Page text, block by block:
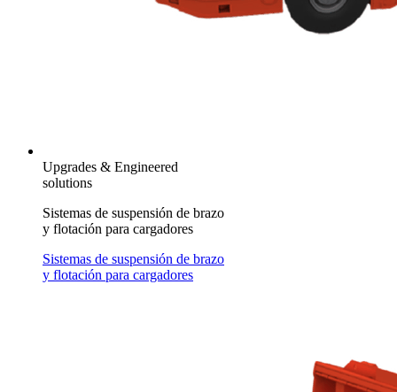
Upgrades & Engineered
solutions
Sistemas de suspensión de brazo
y flotación para cargadores
Sistemas de suspensión de brazo
y flotación para cargadores